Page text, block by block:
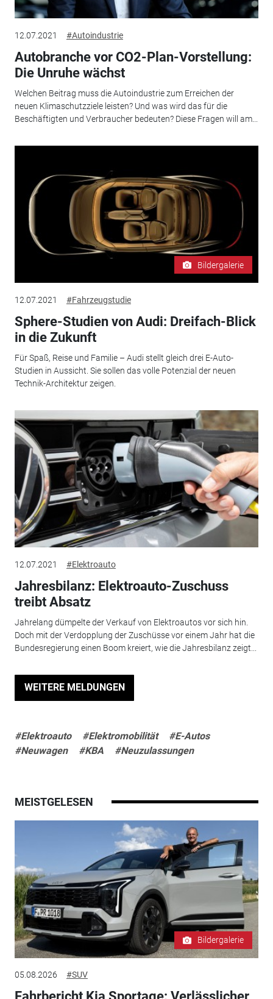
12.07.2021 #Autoindustrie
Autobranche vor CO2-Plan-Vorstellung:
Die Unruhe wächst
Welchen Beitrag muss die Autoindustrie zum Erreichen der
neuen Klimaschutzziele leisten? Und was wird das für die
Beschäftigten und Verbraucher bedeuten? Diese Fragen will am...
Bildergalerie
12.07.2021 #Fahrzeugstudie
Sphere-Studien von Audi: Dreifach-Blick
in die Zukunft
Für Spaß, Reise und Familie – Audi stellt gleich drei E-Auto-
Studien in Aussicht. Sie sollen das volle Potenzial der neuen
Technik-Architektur zeigen.
12.07.2021 #Elektroauto
Jahresbilanz: Elektroauto-Zuschuss
treibt Absatz
Jahrelang dümpelte der Verkauf von Elektroautos vor sich hin.
Doch mit der Verdopplung der Zuschüsse vor einem Jahr hat die
Bundesregierung einen Boom kreiert, wie die Jahresbilanz zeigt...
WEITERE MELDUNGEN
#Elektroauto #Elektromobilität
#E-Autos
#Neuwagen
#KBA #Neuzulassungen
MEISTGELESEN
Bildergalerie
05.08.2026 #SUV